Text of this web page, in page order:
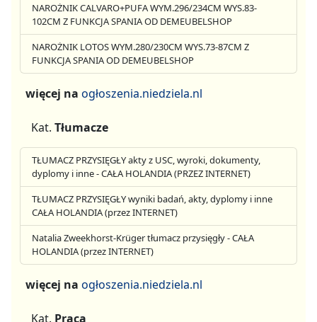
NAROŻNIK CALVARO+PUFA WYM.296/234CM WYS.83-
102CM Z FUNKCJA SPANIA OD DEMEUBELSHOP
NAROŻNIK LOTOS WYM.280/230CM WYS.73-87CM Z
FUNKCJA SPANIA OD DEMEUBELSHOP
więcej na ogłoszenia.niedziela.nl
Kat. Tłumacze
TŁUMACZ PRZYSIĘGŁY akty z USC, wyroki, dokumenty,
dyplomy i inne - CAŁA HOLANDIA (PRZEZ INTERNET)
TŁUMACZ PRZYSIĘGŁY wyniki badań, akty, dyplomy i inne
CAŁA HOLANDIA (przez INTERNET)
Natalia Zweekhorst-Krüger tłumacz przysięgły - CAŁA
HOLANDIA (przez INTERNET)
więcej na ogłoszenia.niedziela.nl
Kat. Praca